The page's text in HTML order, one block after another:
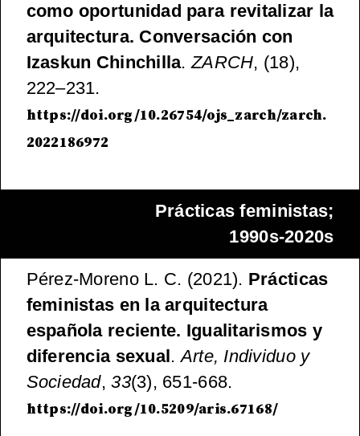
como oportunidad para revitalizar la
arquitectura. Conversación con
Izaskun Chinchilla.ZARCH, (18),
222–231.
https://doi.org/10.26754/ojs_zarch/zarch.
2022186972
Prácticas feministas;
1990s-2020s
Pérez-Moreno L. C. (2021). Prácticas
feministas en la arquitectura
española reciente. Igualitarismos y
diferencia sexual .Arte, Individuo y
Sociedad,33(3), 651-668.
https://doi.org/10.5209/aris.67168/